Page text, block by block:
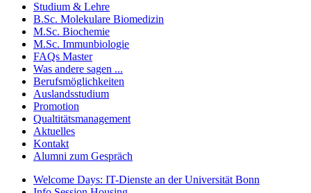
Studium & Lehre
B.Sc. Molekulare Biomedizin
M.Sc. Biochemie
M.Sc. Immunbiologie
FAQs Master
Was andere sagen ...
Berufsmöglichkeiten
Auslandsstudium
Promotion
Qualtitätsmanagement
Aktuelles
Kontakt
Alumni zum Gespräch
Welcome Days: IT-Dienste an der Universität Bonn